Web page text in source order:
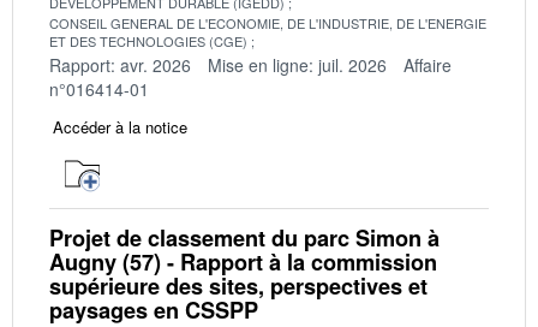
CONSEIL GENERAL DE L'ECONOMIE, DE L'INDUSTRIE, DE L'ENERGIE
ET DES TECHNOLOGIES (CGE)
Rapport: avr. 2026 Mise en ligne: juil. 2026
Affaire
n°016414-01
Accéder à la notice
Projet de classement du parc Simon à
Augny (57) - Rapport à la commission
supérieure des sites, perspectives et
paysages en CSSPP